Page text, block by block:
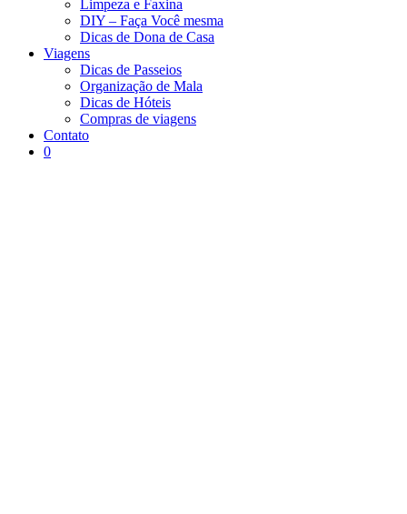
Limpeza e Faxina
DIY – Faça Você mesma
Dicas de Dona de Casa
Viagens
Dicas de Passeios
Organização de Mala
Dicas de Hóteis
Compras de viagens
Contato
0